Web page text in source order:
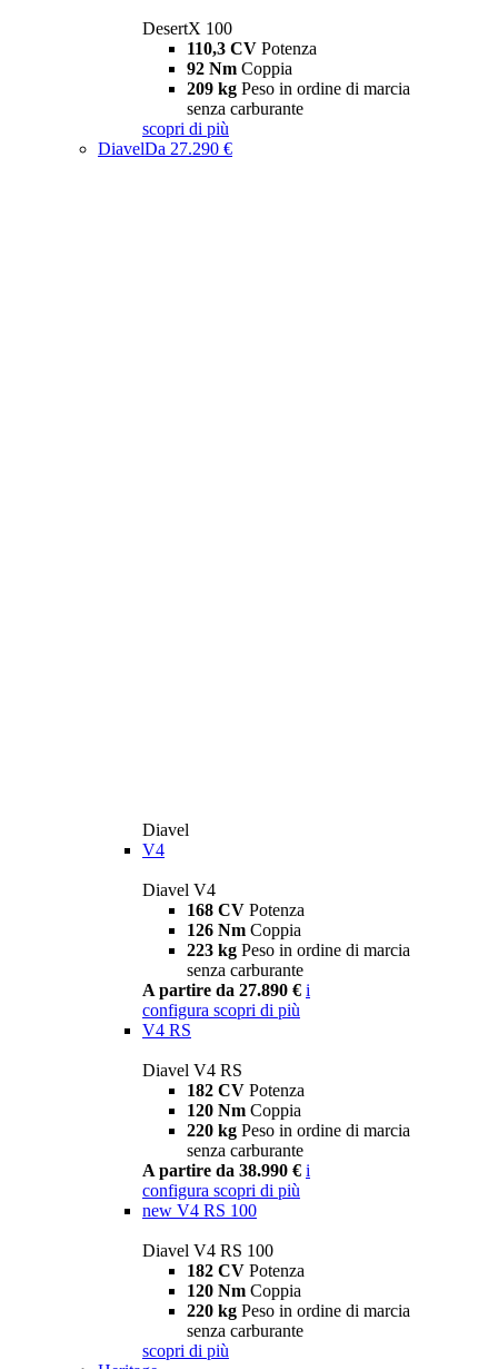
DesertX 100
110,3 CV Potenza
92 Nm Coppia
209 kg Peso in ordine di marcia
senza carburante
scopri di più
DiavelDa 27.290 €
Diavel
V4
Diavel V4
168 CV Potenza
126 Nm Coppia
223 kg Peso in ordine di marcia
senza carburante
A partire da 27.890 € i
configura scopri di più
V4 RS
Diavel V4 RS
182 CV Potenza
120 Nm Coppia
220 kg Peso in ordine di marcia
senza carburante
A partire da 38.990 € i
configura scopri di più
new V4 RS 100
Diavel V4 RS 100
182 CV Potenza
120 Nm Coppia
220 kg Peso in ordine di marcia
senza carburante
scopri di più